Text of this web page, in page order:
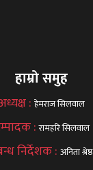
हाम्रो समुह
: हेमराज सिलवाल
:रामहरि सिलवाल
निर्देशक : अनिता श्रेष्ठ